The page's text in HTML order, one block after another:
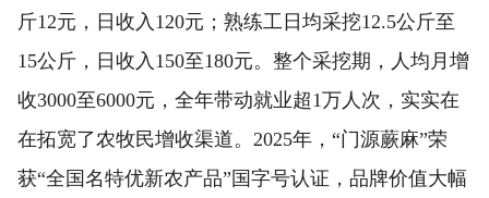
斤12元，日收入120元；熟练工日均采挖12.5公斤至
15公斤，日收入150至180元。整个采挖期，人均月增
收3000至6000元，全年带动就业超1万人次，实实在
在拓宽了农牧民增收渠道。2025年，“门源蕨麻”荣
获“全国名特优新农产品”国字号认证，品牌价值大幅